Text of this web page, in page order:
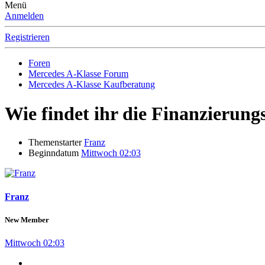
Menü
Anmelden
Registrieren
Foren
Mercedes A-Klasse Forum
Mercedes A-Klasse Kaufberatung
Wie findet ihr die
Themenstarter Franz
Beginndatum Mittwoch 02:03
Franz
New Member
Mittwoch 02:03